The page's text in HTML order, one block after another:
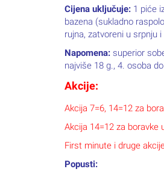
Cijena uključuje: 1 piće
bazena (sukladno
rujna, zatvoreni u srpnju
Napomena: superior
najviše 18 g., 4. osoba
Akcije:
Akcija 7=6, 14=12 za
Akcija 14=12 za boravke
First minute i druge
Popusti: